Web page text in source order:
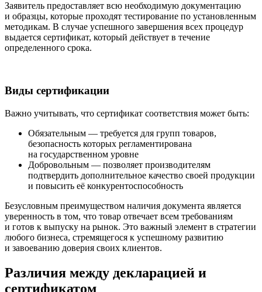
Заявитель предоставляет всю необходимую документацию
и образцы, которые проходят тестирование по установленным
методикам. В случае успешного завершения всех процедур
выдается сертификат, который действует в течение
определенного срока.
Виды сертификации
Важно учитывать, что сертификат соответствия может быть:
Обязательным — требуется для групп товаров,
безопасность которых регламентирована
на государственном уровне
Добровольным — позволяет производителям
подтвердить дополнительное качество своей продукции
и повысить её конкурентоспособность
Безусловным преимуществом наличия документа является
уверенность в том, что товар отвечает всем требованиям
и готов к выпуску на рынок. Это важный элемент в стратегии
любого бизнеса, стремящегося к успешному развитию
и завоеванию доверия своих клиентов.
Различия между декларацией и
сертификатом